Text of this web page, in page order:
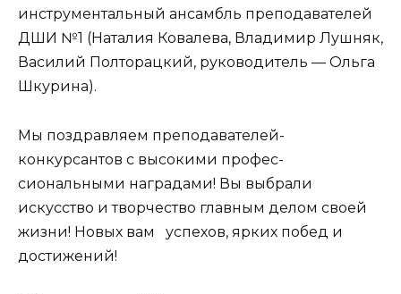
инструментальный ансамбль преподавателей
ДШИ №1 (Наталия Ковалева, Владимир Лушняк,
Василий Полторацкий, руководитель — Ольга
Шкурина).
Мы поздравляем преподавателей-
конкурсантов с высокими профес-
сиональными наградами! Вы выбрали
искусство и творчество главным делом своей
жизни! Новых вам успехов, ярких побед и
достижений!